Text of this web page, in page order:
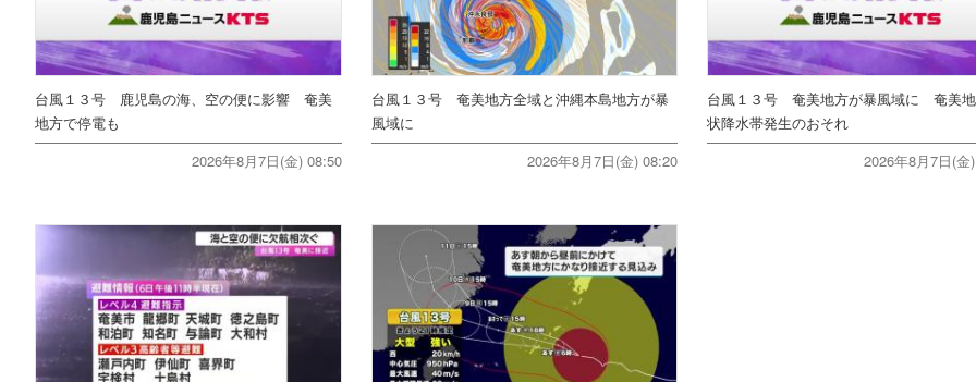
台風１３号 鹿児島の海、空の便に影響 奄美
地方で停電も
2026年8月7日(金) 08:50
台風１３号 奄美地方全域と沖縄本島地方が暴
風域に
2026年8月7日(金) 08:20
台風１３号 奄美地方が暴風域に 奄美
状降水帯発生のおそれ
2026年8月7日(金